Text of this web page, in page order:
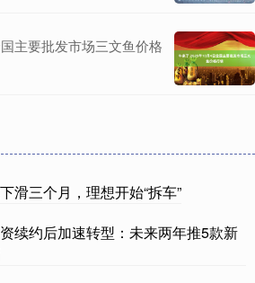
主要批发市场三文鱼价格
滑三个月，理想开始“拆车”
续约后加速转型：未来两年推5款新